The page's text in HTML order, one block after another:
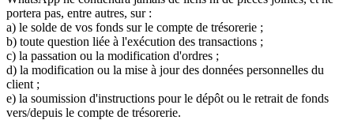
portera pas, entre autres, sur :
a) le solde de vos fonds sur le compte de trésorerie ;
b) toute question liée à l'exécution des transactions ;
c) la passation ou la modification d'ordres ;
d) la modification ou la mise à jour des données personnelles du
client ;
e) la soumission d'instructions pour le dépôt ou le retrait de fonds
vers/depuis le compte de trésorerie.